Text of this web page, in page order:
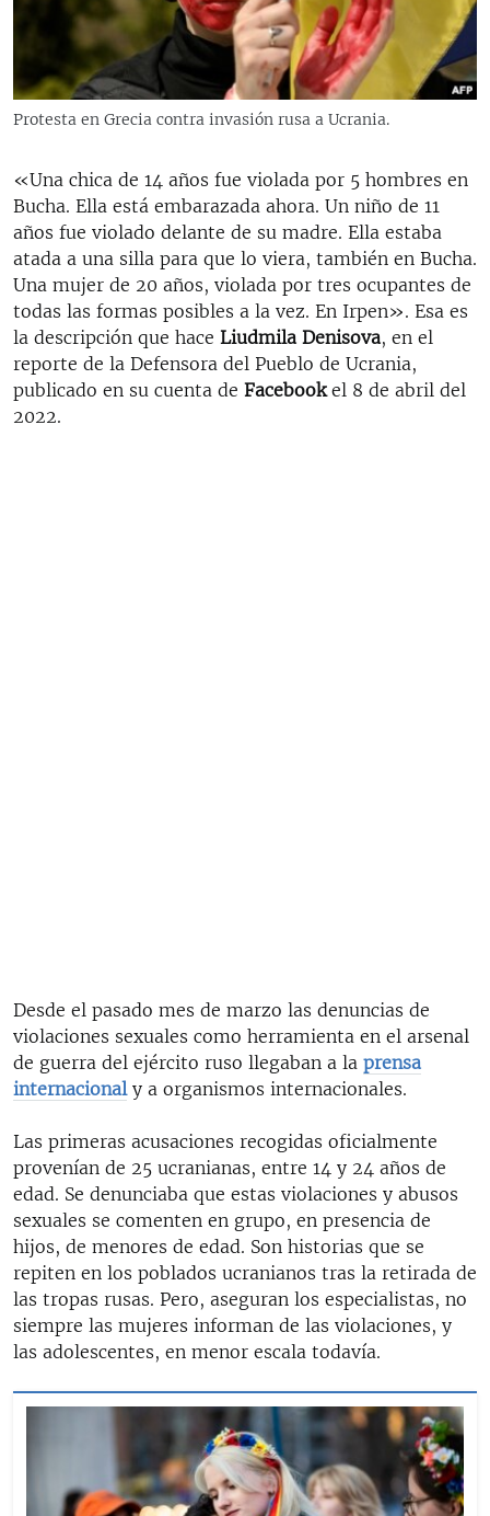
RADIO MARTÍ
ESPECIALES
ESPECIALES
SER VIEJO EN CUBA
KENTU-CUBANO
LOS SANTOS DE HIALEAH
DESINFORMACIÓN RUSA EN AMÉRICA LATINA
LA INVASIÓN DE RUSIA A UCRANIA
MULTIMEDIA
SÍGUENOS
Protesta en Grecia contra invasión rusa a Ucrania.
«Una chica de 14 años fue violada por 5 hombres en
Bucha. Ella está embarazada ahora. Un niño de 11
años fue violado delante de su madre. Ella estaba
atada a una silla para que lo viera, también en Bucha.
Una mujer de 20 años, violada por tres ocupantes de
todas las formas posibles a la vez. En Irpen». Esa es
la descripción que hace Liudmila Denisova, en el
reporte de la Defensora del Pueblo de Ucrania,
publicado en su cuenta de Facebookel 8 de abril del
2022.
Desde el pasado mes de marzo las denuncias de
violaciones sexuales como herramienta en el arsenal
de guerra del ejército ruso llegaban a la prensa
internacionaly a organismos internacionales.
Las primeras acusaciones recogidas oficialmente
provenían de 25 ucranianas, entre 14 y 24 años de
edad. Se denunciaba que estas violaciones y abusos
sexuales se comenten en grupo, en presencia de
hijos, de menores de edad. Son historias que se
repiten en los poblados ucranianos tras la retirada de
las tropas rusas. Pero, aseguran los especialistas, no
siempre las mujeres informan de las violaciones, y
las adolescentes, en menor escala todavía.